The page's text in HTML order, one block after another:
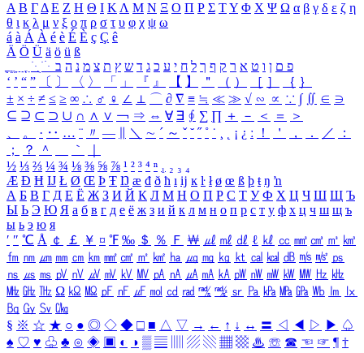
Α Β ΓΔ Ε Ζ Η Θ Ι ΚΛ Μ Ν Ξ Ο Π Ρ Σ ΤΥ Φ Χ Ψ Ω α β γ δ ε ζ η
θ ι κ λ μ ν ξ ο π ρ σ τ υ φ χ ψ ω
á à Á À é è É È ç Ç ê
Ä Ö Ü ä ö ü ß
ִֶֹ ֻּ ׁׂ פ ם ן ו ט א ר ק ף ך ל ח י ע כ ג ד ש ץ ת צ מ נ ה ב
‘ ’ “ ” 〔 〕 〈 〉 「 」 『 』 【 】 ＂ （ ） ［ ］ ｛ ｝
± × ÷ ≠ ≤ ≥ ∞ ∴ ♂ ♀ ∠ ⊥ ⌒ ∂ ∇ ≡ ≒ ≪ ≫ √ ∽ ∝ ∵ ∫ ∬ ∈ ∋
⊆ ⊇ ⊂ ⊃ ∪ ∩ ∧ ∨ ￢ ⇒ ⇔ ∀ ∃ ∮ ∑ ∏ ＋ － ＜ ＝
＞
、
。 · ‥ … ¨ 〃 ― ＼ ∼ ´ ～ ˇ ˘ ˝ ˚ ˙ ¸ ¡ ¿ ː ！ ＇ ， ． ／
：
；
？ ＾ ｀
½ ⅓ ⅔ ¼ ¾ ⅛ ⅜ ⅝ ⅞ ¹ ² ³ ⁴ ⁿ ₁ ₂ ₃ ₄
Æ Ð Ħ Ĳ Ł Ø Œ Þ Ŧ Ŋ æ đ ð ħ ı ĳ ĸ ŀ ł ø œ ß þ ŧ ŋ ŉ
А Б В Г Д Е Ё Ж З И Й К Л М Н О П Р С Т У Ф Х Ц Ч Ш Щ Ъ
Ы Ь Э Ю Я а б в г д е ё ж з и й к л м н о п р с т у ф х ц ч ш щ ъ
ы ь э ю я
′ ″ ℃ Å ￠ ￡ ￥ ¤ ℉ ‰ ＄ ％ Ｆ ￦ ㎕ ㎖ ㎗ ℓ ㎘ ㏄ ㎣ ㎤ ㎥ ㎦
㎙ ㎚ ㎛ ㎜ ㎝ ㎞ ㎟ ㎠ ㎡ ㎢ ㏊ ㎍ ㎎ ㎏ ㏏ ㎈ ㎉ ㏈ ㎧ ㎨ ㎰
㎱ ㎲ ㎳ ㎴ ㎵ ㎶ ㎷ ㎸ ㎹ ㎀ ㎁ ㎂ ㎃ ㎄ ㎺ ㎻ ㎽ ㎾ ㎿ ㎐ ㎑
㎒ ㎓ ㎔ Ω ㏀ ㏁ ㎊ ㎋ ㎌ ㏖ ㏅ ㎭ ㎮ ㎯ ㏛ ㎩ ㎪ ㎫ ㎬ ㏝ ㏐
㏓
㏃ ㏉ ㏜ ㏆
§ ※ ☆ ★ ○ ● ◎ ◇ ◆ □ ■ △ ▽ → ← ↑ ↓ ↔ 〓 ◁ ◀ ▷ ▶ ♤
♠ ♡ ♥ ♧ ♣ ⊙ ◈ ▣ ◐ ◑ ▒ ▤ ▨ ▧ ▦ ▩ ♨ ☏ ☎ ☜ ☞ ¶ †